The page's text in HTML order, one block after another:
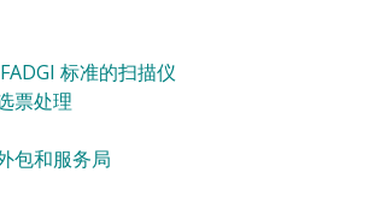
标准的扫描仪
票处理
包和服务局